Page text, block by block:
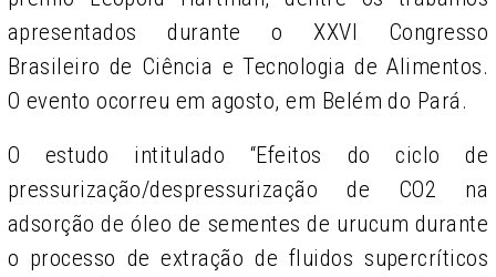
apresentados durante o XXVI Congresso
Brasileiro de Ciência e Tecnologia de Alimentos.
O evento ocorreu em agosto, em Belém do Pará.
O estudo intitulado “Efeitos do ciclo de
pressurização/despressurização de CO2 na
adsorção de óleo de sementes de urucum durante
o processo de extração de fluidos supercríticos